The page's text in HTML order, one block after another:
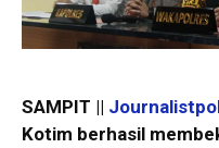
SAMPIT ||
Kotim berhasil